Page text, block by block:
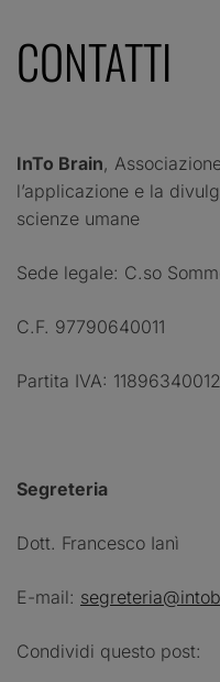
CONTATTI
InTo Brain,
l’applicazione e la
scienze umane
Sede legale: C.so
C.F. 97790640011
Partita IVA: 11896340012
Segreteria
Dott. Francesco Ianì
E-mail:
Condividi questo post: